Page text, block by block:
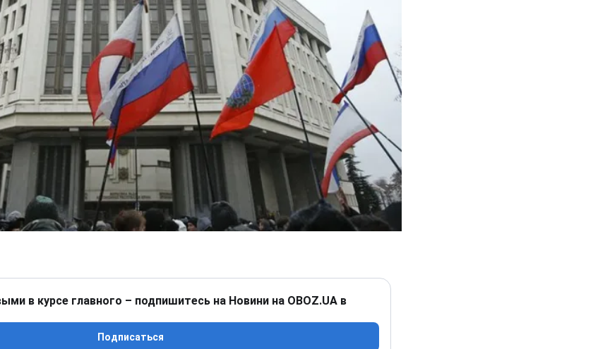
в курсе главного – подпишитесь на Новини на OBOZ.UA в
Подписаться